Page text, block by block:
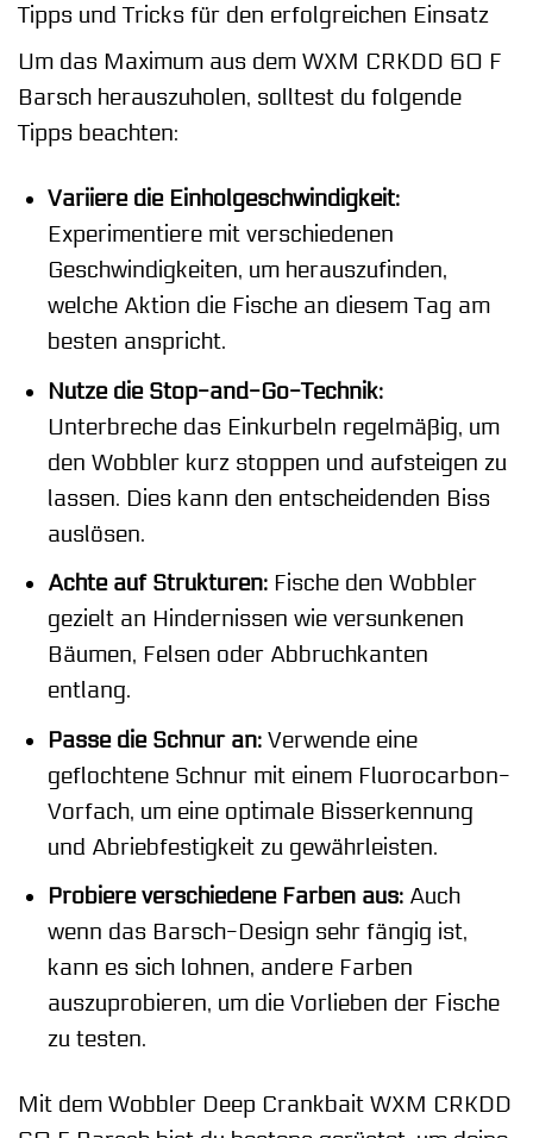
Tipps und Tricks für den erfolgreichen Einsatz
Um das Maximum aus dem WXM CRKDD 60 F
Barsch herauszuholen, solltest du folgende
Tipps beachten:
Variiere die Einholgeschwindigkeit:
Experimentiere mit verschiedenen
Geschwindigkeiten, um herauszufinden,
welche Aktion die Fische an diesem Tag am
besten anspricht.
Nutze die Stop-and-Go-Technik:
Unterbreche das Einkurbeln regelmäßig, um
den Wobbler kurz stoppen und aufsteigen zu
lassen. Dies kann den entscheidenden Biss
auslösen.
Achte auf Strukturen:Fische den Wobbler
gezielt an Hindernissen wie versunkenen
Bäumen, Felsen oder Abbruchkanten
entlang.
Passe die Schnur an:Verwende eine
geflochtene Schnur mit einem Fluorocarbon-
Vorfach, um eine optimale Bisserkennung
und Abriebfestigkeit zu gewährleisten.
Probiere verschiedene Farben aus:Auch
wenn das Barsch-Design sehr fängig ist,
kann es sich lohnen, andere Farben
auszuprobieren, um die Vorlieben der Fische
zu testen.
Mit dem Wobbler Deep Crankbait WXM CRKDD